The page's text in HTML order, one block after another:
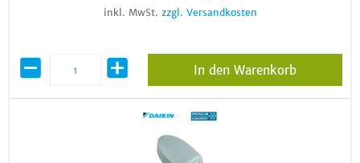
inkl. MwSt. zzgl. Versandkosten
In den Warenkorb